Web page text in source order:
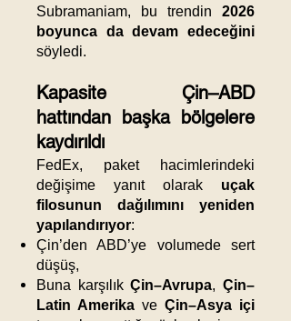
Subramaniam, bu trendin 2026
boyunca da devam edeceğini
söyledi.
Kapasite Çin–ABD
hattından başka bölgelere
kaydırıldı
FedEx, paket hacimlerindeki
değişime yanıt olarak uçak
filosunun dağılımını yeniden
yapılandırıyor:
Çin’den ABD’ye volumede sert
düşüş,
Buna karşılıkÇin–Avrupa,Çin–
Latin Amerika ve Çin–Asya içi